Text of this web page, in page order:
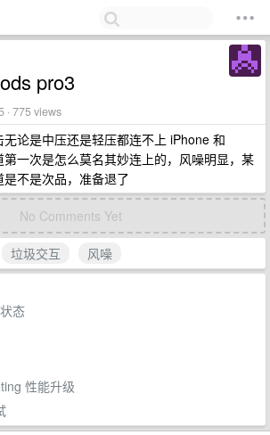
pro3
· 775 views
论是中压还是轻压都连不上 iPhone 和
一次是怎么莫名其妙连上的，风噪明显，某
不是次品，准备退了
No Comments Yet
垃圾交互
风噪
态
性能升级